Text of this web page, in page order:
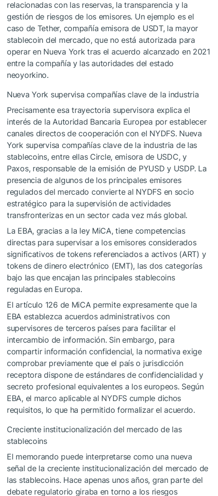
relacionadas con las reservas, la transparencia y la
gestión de riesgos de los emisores. Un ejemplo es el
caso de Tether, compañía emisora de USDT, la mayor
stablecoin del mercado, que no está autorizada para
operar en Nueva York tras el acuerdo alcanzado en 2021
entre la compañía y las autoridades del estado
neoyorkino.
Nueva York supervisa compañías clave de la industria
Precisamente esa trayectoria supervisora explica el
interés de la Autoridad Bancaria Europea por establecer
canales directos de cooperación con el NYDFS. Nueva
York supervisa compañías clave de la industria de las
stablecoins, entre ellas Circle, emisora de USDC, y
Paxos, responsable de la emisión de PYUSD y USDP. La
presencia de algunos de los principales emisores
regulados del mercado convierte al NYDFS en socio
estratégico para la supervisión de actividades
transfronterizas en un sector cada vez más global.
La EBA, gracias a la ley MiCA, tiene competencias
directas para supervisar a los emisores considerados
significativos de tokens referenciados a activos (ART) y
tokens de dinero electrónico (EMT), las dos categorías
bajo las que encajan las principales stablecoins
reguladas en Europa.
El artículo 126 de MiCA permite expresamente que la
EBA establezca acuerdos administrativos con
supervisores de terceros países para facilitar el
intercambio de información. Sin embargo, para
compartir información confidencial, la normativa exige
comprobar previamente que el país o jurisdicción
receptora dispone de estándares de confidencialidad y
secreto profesional equivalentes a los europeos. Según
EBA, el marco aplicable al NYDFS cumple dichos
requisitos, lo que ha permitido formalizar el acuerdo.
Creciente institucionalización del mercado de las
stablecoins
El memorando puede interpretarse como una nueva
señal de la creciente institucionalización del mercado de
las stablecoins. Hace apenas unos años, gran parte del
debate regulatorio giraba en torno a los riesgos